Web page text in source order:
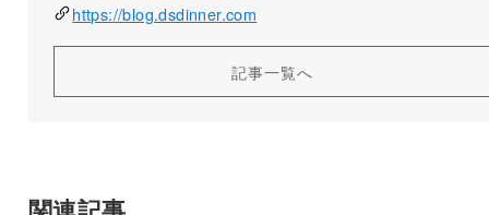
https://blog.dsdinner.com
記事一覧へ